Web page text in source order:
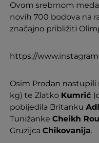
Ovom srebrnom
novih 700 bodova na
značajno približiti
https://
Osim Prodan nastupili
kg) te Zlatko Kumrić
pobijedila Britanku
Tunižanke Cheikh
Gruzijca Chikovanija.